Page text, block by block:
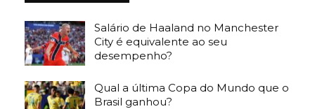
Salário de Haaland no Manchester
City é equivalente ao seu
desempenho?
Qual a última Copa do Mundo que o
Brasil ganhou?